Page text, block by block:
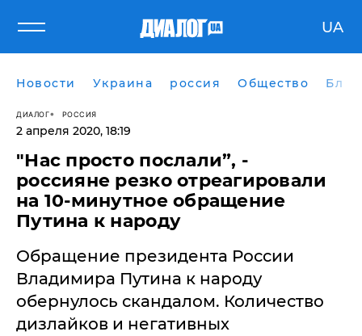
UA
Новости Украина россия Общество
ДИАЛОГ РОССИЯ
2 апреля 2020, 18:19
​"Нас просто послали”, -
россияне резко отреагировали
на 10-минутное обращение
Путина к народу
Обращение президента России
Владимира Путина к народу
обернулось скандалом. Количество
дизлайков и негативных